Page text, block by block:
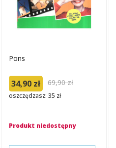
Pons
34,90 zł 69,90 zł
oszczędzasz: 35 zł
Produkt niedostępny